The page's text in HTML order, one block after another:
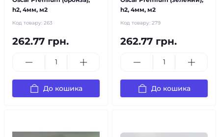
h2, 4мм, м2
Код товару: 263
262.77 грн.
До кошика
h2, 4мм, м2
Код товару: 279
262.77 грн.
До кошика